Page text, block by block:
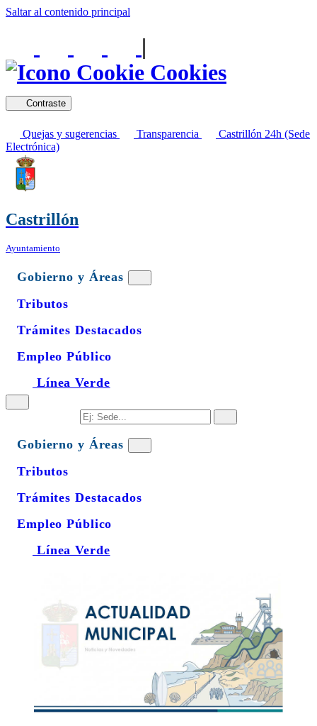
Saltar al contenido principal
|
Cookies
Contraste
Quejas y sugerencias Transparencia
Castrillón 24h (Sede
Electrónica)
Castrillón
Ayuntamiento
Gobierno y Áreas
Tributos
Trámites Destacados
Empleo Público
Línea Verde
Gobierno y Áreas
Tributos
Trámites Destacados
Empleo Público
Línea Verde